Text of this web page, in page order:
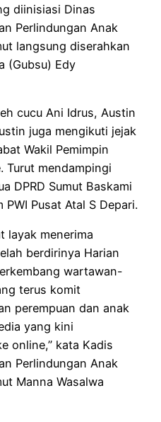
diinisiasi Dinas
Perlindungan Anak
langsung diserahkan
(Gubsu) Edy
cucu Ani Idrus, Austin
juga mengikuti jejak
Wakil Pemimpin
Turut mendampingi
DPRD Sumut Baskami
Pusat Atal S Depari.
layak menerima
berdirinya Harian
wartawan-
terus komit
perempuan dan anak
yang kini
online,” kata Kadis
Perlindungan Anak
Manna Wasalwa